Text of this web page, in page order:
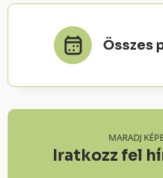
Összes
MARADJ
Iratkozz fel